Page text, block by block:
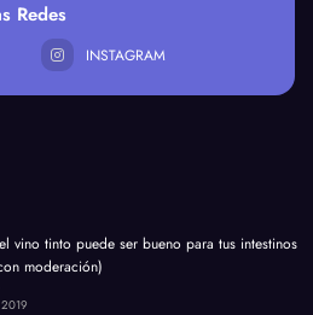
Redes
INSTAGRAM
vino tinto puede ser bueno para tus intestinos
moderación)